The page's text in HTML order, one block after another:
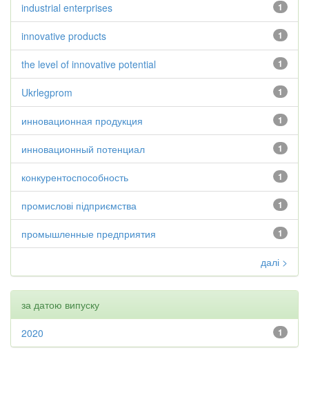
1
industrial enterprises
1
innovative products
1
the level of innovative potential
1
Ukrlegprom
1
инновационная продукция
1
инновационный потенциал
1
конкурентоспособность
1
промислові підприємства
1
промышленные предприятия
далі >
за датою випуску
1
2020